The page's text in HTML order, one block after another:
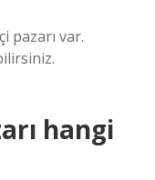
pazarı var.
hangi